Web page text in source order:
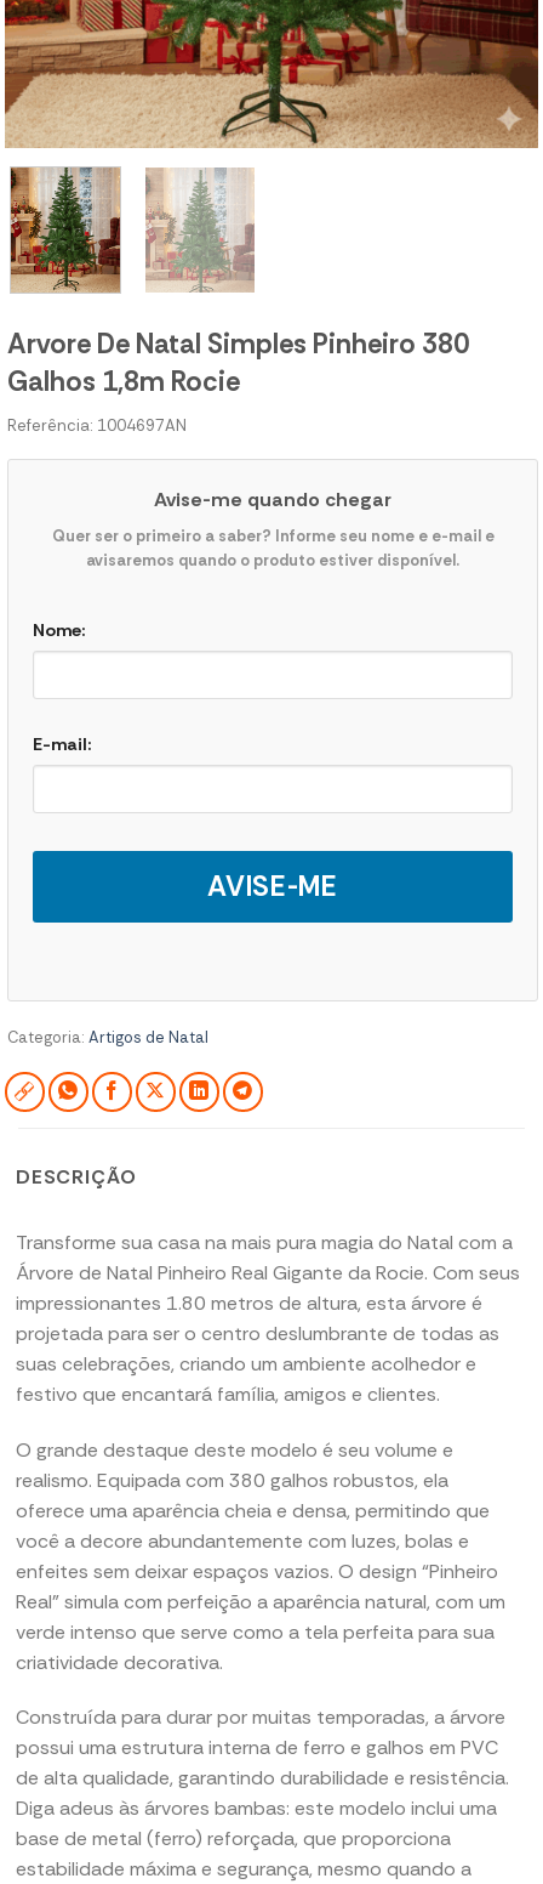
Arvore De Natal Simples Pinheiro 380
Galhos 1,8m Rocie
Referência: 1004697AN
Avise-me quando chegar
Quer ser o primeiro a saber? Informe seu nome e e-mail e
avisaremos quando o produto estiver disponível.
Nome:
E-mail:
AVISE-ME
Categoria: Artigos de Natal
DESCRIÇÃO
Transforme sua casa na mais pura magia do Natal com a
Árvore de Natal Pinheiro Real Gigante da Rocie. Com seus
impressionantes 1.80 metros de altura, esta árvore é
projetada para ser o centro deslumbrante de todas as
suas celebrações, criando um ambiente acolhedor e
festivo que encantará família, amigos e clientes.
O grande destaque deste modelo é seu volume e
realismo. Equipada com 380 galhos robustos, ela
oferece uma aparência cheia e densa, permitindo que
você a decore abundantemente com luzes, bolas e
enfeites sem deixar espaços vazios. O design “Pinheiro
Real” simula com perfeição a aparência natural, com um
verde intenso que serve como a tela perfeita para sua
criatividade decorativa.
Construída para durar por muitas temporadas, a árvore
possui uma estrutura interna de ferro e galhos em PVC
de alta qualidade, garantindo durabilidade e resistência.
Diga adeus às árvores bambas: este modelo inclui uma
base de metal (ferro) reforçada, que proporciona
estabilidade máxima e segurança, mesmo quando a